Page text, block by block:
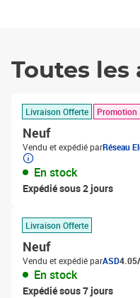
Toutes
Livraison Offerte Promotion
Neuf
Vendu et expédié parRéseau
En stock
Expédié sous 2 jours
Livraison Offerte
Neuf
Vendu et expédié parASD
En stock
Expédié sous 7 jours